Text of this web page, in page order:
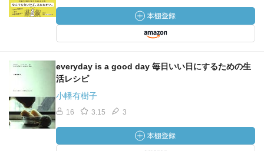
everyday is a good day 毎日いい日にするための生
活レシピ
小幡有樹子
16 3.15 3